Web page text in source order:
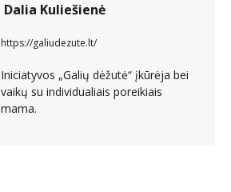
Dalia Kuliešienė
https://galiudezute.lt/
Iniciatyvos „Galių dėžutė“ įkūrėja bei
vaikų su individualiais poreikiais
mama.